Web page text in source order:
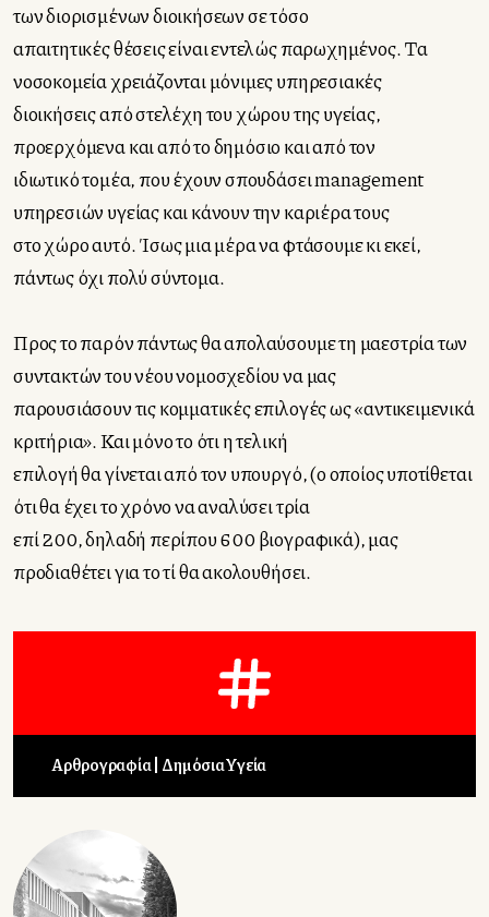
των διορισμένων διοικήσεων σε τόσο
απαιτητικές θέσεις είναι εντελώς παρωχημένος. Τα
νοσοκομεία χρειάζονται μόνιμες υπηρεσιακές
διοικήσεις από στελέχη του χώρου της υγείας,
προερχόμενα και από το δημόσιο και από τον
ιδιωτικό τομέα, που έχουν σπουδάσει management
υπηρεσιών υγείας και κάνουν την καριέρα τους
στο χώρο αυτό. Ίσως μια μέρα να φτάσουμε κι εκεί,
πάντως όχι πολύ σύντομα.
Προς το παρόν πάντως θα απολαύσουμε τη μαεστρία των
συντακτών του νέου νομοσχεδίου να μας
παρουσιάσουν τις κομματικές επιλογές ως «αντικειμενικά
κριτήρια». Και μόνο το ότι η τελική
επιλογή θα γίνεται από τον υπουργό, (ο οποίος υποτίθεται
ότι θα έχει το χρόνο να αναλύσει τρία
επί 200, δηλαδή περίπου 600 βιογραφικά), μας
προδιαθέτει για το τί θα ακολουθήσει.
Αρθρογραφία Δημόσια Υγεία